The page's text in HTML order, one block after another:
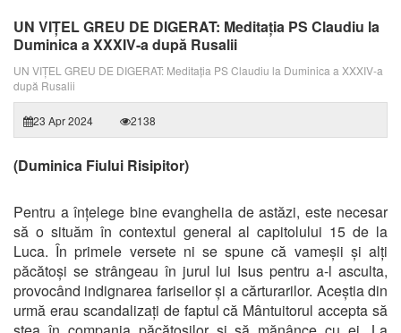
UN VIȚEL GREU DE DIGERAT: Meditația PS Claudiu la
Duminica a XXXIV-a după Rusalii
UN VIȚEL GREU DE DIGERAT: Meditația PS Claudiu la Duminica a XXXIV-a
după Rusalii
23 Apr 2024 2138
(Duminica Fiului Risipitor)
Pentru a înțelege bine evanghelia de astăzi, este necesar
să o situăm în contextul general al capitolului 15 de la
Luca. În primele versete ni se spune că vameșii și alți
păcătoși se strângeau în jurul lui Isus pentru a-l asculta,
provocând indignarea fariseilor și a cărturarilor. Aceștia din
urmă erau scandalizați de faptul că Mântuitorul accepta să